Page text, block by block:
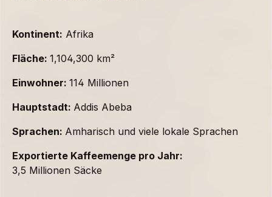
Kontinent: Afrika
Fläche: 1,104,300 km²
Einwohner: 114 Millionen
Hauptstadt: Addis Abeba
Sprachen: Amharisch und viele lokale Sprachen
Exportierte Kaffeemenge pro Jahr:
3,5 Millionen Säcke